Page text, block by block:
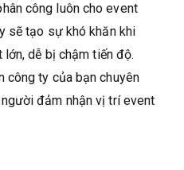
công luôn cho event
sẽ tạo sự khó khăn khi
dễ bị chậm tiến độ.
công ty của bạn chuyên
đảm nhận vị trí event